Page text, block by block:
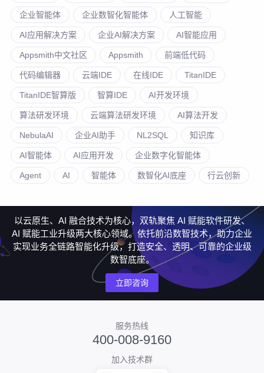
企业智能体 企业数智化智能体 人工智能
AI应用解决方案 企业AI解决方案 AI智能应用
Appsmith中文社区 Appsmith 前端低代码
代码编辑器 云端IDE 在线IDE TitanIDE
TitanIDE智算版 智算IDE AI开发环境
算法研发环境 云端算法研发环境 AI算法开发
NebulaAI 企业AI助手 NL2SQL 知识库
AI智能体 AI应用开发 企业数字化智能体
Agent AI 智能体 数智化AI底座 行云创新
以云原生、AI 融合技术为核心，双轨聚焦 AI 赋能软件研发、
AI 赋能工业升级两大核心领域。依托前沿数智技术，助力企业
实现业务全链路智能化升级，打造安全、透明、可靠的企业级
数智底座。
立即咨询
服务热线
400-008-9160
加入技术群